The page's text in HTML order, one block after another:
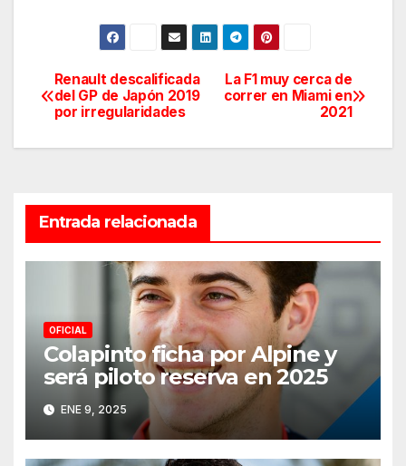
Navegación
de
La F1 muy cerca de
correr en Miami en
2021
Renault descalificada
del GP de Japón 2019
por irregularidades
Entrada relacionada
OFICIAL
Colapinto ficha por Alpine y
será piloto reserva en 2025
ENE 9, 2025